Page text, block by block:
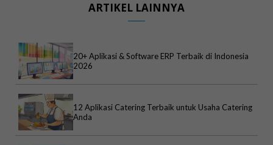
ARTIKEL LAINNYA
20+ Aplikasi & Software ERP Terbaik di Indonesia
2026
12 Aplikasi Catering Terbaik untuk Usaha Catering
Anda